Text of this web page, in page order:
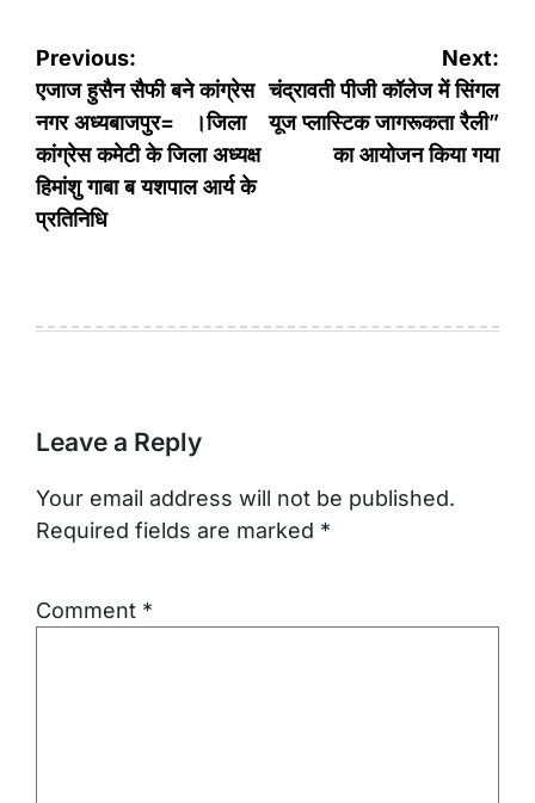
Post
navigation
Previous:
एजाज हुसैन सैफी बने कांग्रेस
नगर अध्यबाजपुर= ।जिला
कांग्रेस कमेटी के जिला अध्यक्ष
हिमांशु गाबा ब यशपाल आर्य के
प्रतिनिधि
Next:
चंद्रावती पीजी कॉलेज में सिंगल
यूज प्लास्टिक जागरूकता रैली”
का आयोजन किया गया
Leave a Reply
Your email address will not be published.
Required fields are marked *
Comment *